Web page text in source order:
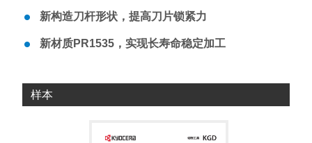
新构造刀杆形状，提高刀片锁紧力
新材质PR1535，实现长寿命稳定加工
样本